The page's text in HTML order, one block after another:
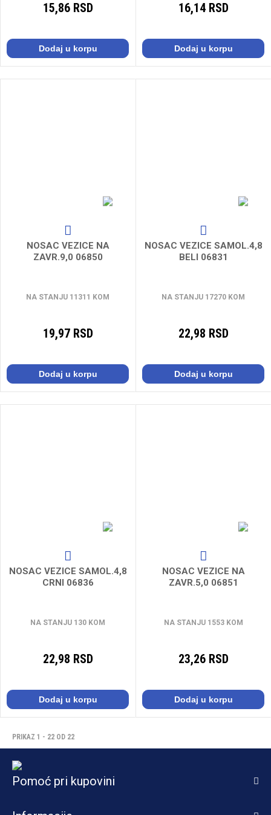
15,86 RSD
Dodaj u korpu
16,14 RSD
Dodaj u korpu
NOSAC VEZICE NA
ZAVR.9,0 06850
NA STANJU 11311 KOM
19,97 RSD
Dodaj u korpu
NOSAC VEZICE SAMOL.4,8
BELI 06831
NA STANJU 17270 KOM
22,98 RSD
Dodaj u korpu
NOSAC VEZICE SAMOL.4,8
CRNI 06836
NA STANJU 130 KOM
22,98 RSD
Dodaj u korpu
NOSAC VEZICE NA
ZAVR.5,0 06851
NA STANJU 1553 KOM
23,26 RSD
Dodaj u korpu
PRIKAZ 1 - 22 OD 22
Pomoć pri kupovini